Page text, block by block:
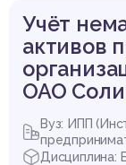
Учёт
активов
ОАО
Вуз: ИПП
Дисциплина: